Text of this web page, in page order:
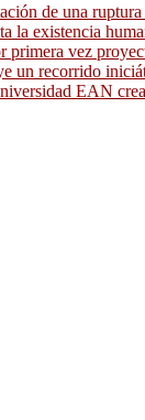
de una
la existencia
vez
un recorrido
EAN